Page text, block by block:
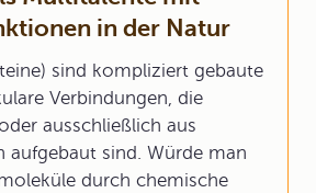
in der Natur
sind kompliziert gebaute
Verbindungen, die
ausschließlich aus
aufgebaut sind. Würde man
durch chemische